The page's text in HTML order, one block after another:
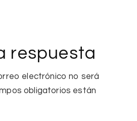
respuesta
electrónico no será
obligatorios están